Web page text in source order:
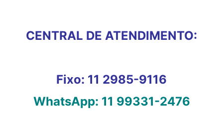
CENTRAL DE ATENDIMENTO:
Fixo: 11 2985-9116
WhatsApp: 11 99331-2476